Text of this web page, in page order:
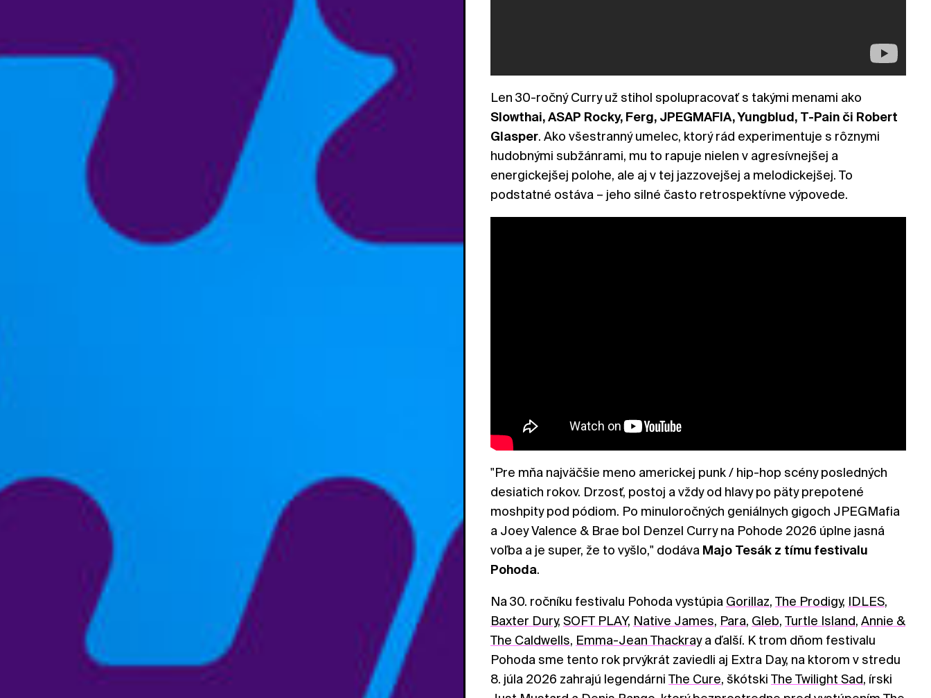
Len 30-ročný Curry už stihol spolupracovať s takými menami ako
Slowthai, ASAP Rocky, Ferg, JPEGMAFIA, Yungblud, T-Pain či Robert
Glasper. Ako všestranný umelec, ktorý rád experimentuje s rôznymi
hudobnými subžánrami, mu to rapuje nielen v agresívnejšej a
energickejšej polohe, ale aj v tej jazzovejšej a melodickejšej. To
podstatné ostáva – jeho silné často retrospektívne výpovede.
"Pre mňa najväčšie meno americkej punk / hip-hop scény posledných
desiatich rokov. Drzosť, postoj a vždy od hlavy po päty prepotené
moshpity pod pódiom. Po minuloročných geniálnych gigoch JPEGMafia
a Joey Valence & Brae bol Denzel Curry na Pohode 2026 úplne jasná
voľba a je super, že to vyšlo," dodáva Majo Tesák z tímu festivalu
Pohoda.
Na 30. ročníku festivalu Pohoda vystúpia Gorillaz, The Prodigy, IDLES,
Baxter Dury, SOFT PLAY, Native James, Para, Gleb, Turtle Island, Annie &
The Caldwells, Emma-Jean Thackraya ďalší. K trom dňom festivalu
Pohoda sme tento rok prvýkrát zaviedli aj Extra Day, na ktorom v stredu
8. júla 2026 zahrajú legendárni The Cure, škótski The Twilight Sad, írski